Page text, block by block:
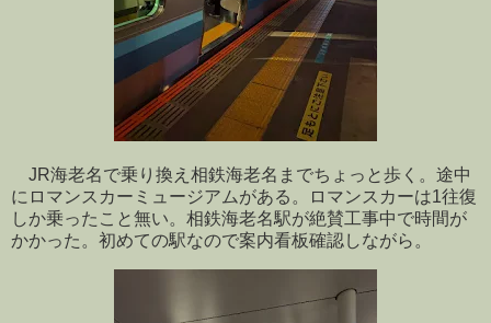
JR海老名で乗り換え相鉄海老名までちょっと歩く。途中
にロマンスカーミュージアムがある。ロマンスカーは1往復
しか乗ったこと無い。相鉄海老名駅が絶賛工事中で時間が
かかった。初めての駅なので案内看板確認しながら。